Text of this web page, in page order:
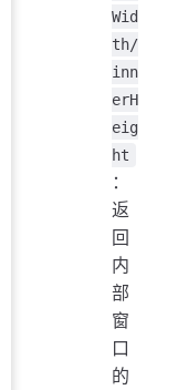
Wid
th/
inn
erH
eig
ht
：
返
回
内
部
窗
口
的